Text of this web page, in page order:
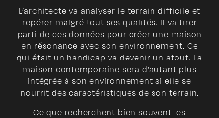
L’architecte va analyser le terrain difficile et
repérer malgré tout ses qualités. Il va tirer
parti de ces données pour créer une maison
en résonance avec son environnement. Ce
qui était un handicap va devenir un atout. La
maison contemporaine sera d’autant plus
intégrée à son environnement si elle se
nourrit des caractéristiques de son terrain.
Ce que recherchent bien souvent les